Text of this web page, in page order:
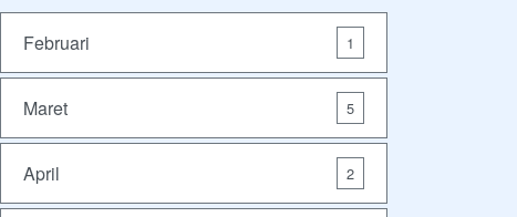
Februari 1
Maret 5
April 2